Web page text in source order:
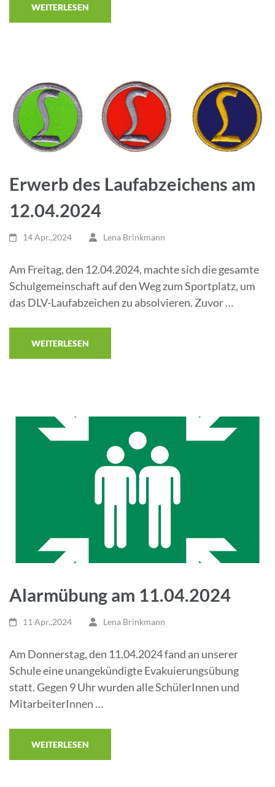
WEITERLESEN
Erwerb des Laufabzeichens am
12.04.2024
14 Apr.,2024 Lena Brinkmann
Am Freitag, den 12.04.2024, machte sich die gesamte
Schulgemeinschaft auf den Weg zum Sportplatz, um
das DLV-Laufabzeichen zu absolvieren. Zuvor …
WEITERLESEN
Alarmübung am 11.04.2024
11 Apr.,2024 Lena Brinkmann
Am Donnerstag, den 11.04.2024 fand an unserer
Schule eine unangekündigte Evakuierungsübung
statt. Gegen 9 Uhr wurden alle SchülerInnen und
MitarbeiterInnen …
WEITERLESEN